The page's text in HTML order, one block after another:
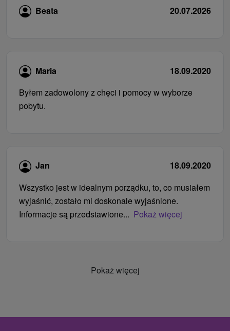
Beata 20.07.2026
Maria
18.09.2020
Byłem zadowolony z chęci i pomocy w wyborze
pobytu.
Jan
18.09.2020
Wszystko jest w idealnym porządku, to, co musiałem
wyjaśnić, zostało mi doskonale wyjaśnione.
Informacje są przedstawione... Pokaż więcej
Pokaż więcej